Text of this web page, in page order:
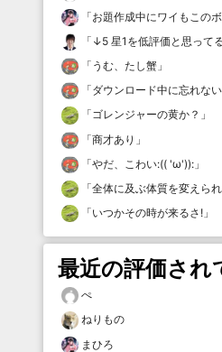
「お題作成中にワイもこの
「 ↓5 星1を低評価と思って
「 うむ、たし蟹 」
「ダウンロード中に忘れな
「ゴレンジャーの黄か？ 」
「商才あり 」
「やだ、こわい:(( 'ω')): 」
「全体に及ぶ体質を変えら
「いつかその時が来るさ! 」
最近の評価され
ぺ
ねりもの
まひろ